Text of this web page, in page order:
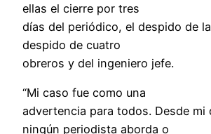
ellas el cierre por tres
días del periódico, el despido de
despido de cuatro
obreros y del ingeniero jefe.
“Mi caso fue como una
advertencia para todos. Desde mi
ningún periodista aborda o